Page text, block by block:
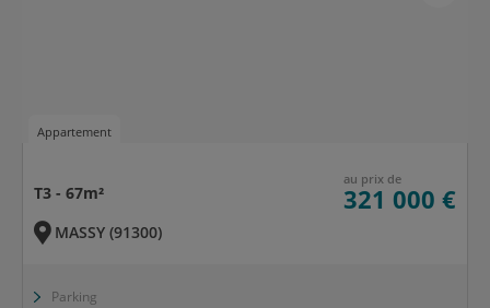
Appartement
T3 - 67m²
au prix de
321 000 €
MASSY (91300)
Parking